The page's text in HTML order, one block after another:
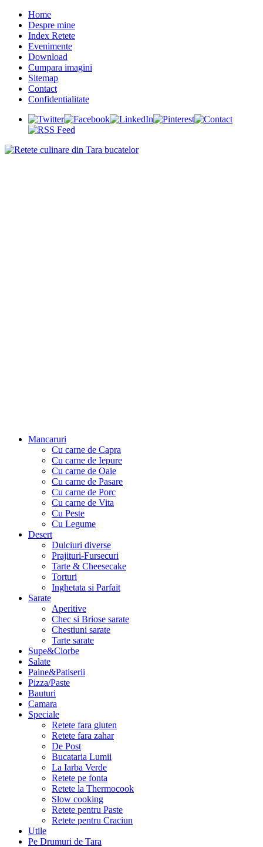
Home
Despre mine
Index Retete
Evenimente
Download
Cumpara imagini
Sitemap
Contact
Confidentialitate
Mancaruri
Cu carne de Capra
Cu carne de Iepure
Cu carne de Oaie
Cu carne de Pasare
Cu carne de Porc
Cu carne de Vita
Cu Peste
Cu Legume
Desert
Dulciuri diverse
Prajituri-Fursecuri
Tarte & Cheesecake
Torturi
Inghetata si Parfait
Sarate
Aperitive
Chec si Briose sarate
Chestiuni sarate
Tarte sarate
Supe&Ciorbe
Salate
Paine&Patiserii
Pizza/Paste
Bauturi
Camara
Speciale
Retete fara gluten
Retete fara zahar
De Post
Bucataria Lumii
La Iarba Verde
Retete pe fonta
Retete la Thermocook
Slow cooking
Retete pentru Paste
Retete pentru Craciun
Utile
Pe Drumuri de Tara